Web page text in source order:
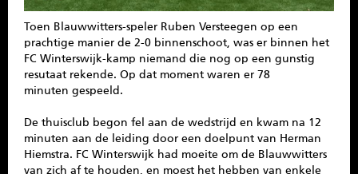
Toen Blauwwitters-speler Ruben Versteegen op een
prachtige manier de 2-0 binnenschoot, was er binnen het
FC Winterswijk-kamp niemand die nog op een gunstig
resutaat rekende. Op dat moment waren er 78
minuten gespeeld.
De thuisclub begon fel aan de wedstrijd en kwam na 12
minuten aan de leiding door een doelpunt van Herman
Hiemstra. FC Winterswijk had moeite om de Blauwwitters
van zich af te houden, en moest het hebben van enkele